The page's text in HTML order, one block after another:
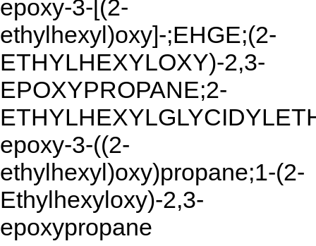
epoxy-3-[(2-
ethylhexyl)oxy]-;EHGE;(2-
ETHYLHEXYLOXY)-2,3-
EPOXYPROPANE;2-
epoxy-3-((2-
ethylhexyl)oxy)propane;1-(2-
Ethylhexyloxy)-2,3-
epoxypropane